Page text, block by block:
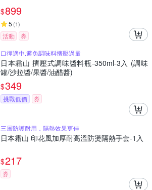
$899
5 (1)
活動
券
口徑適中,避免調味料擠壓過量
日本霜山 擠壓式調味醬料瓶-350ml-3入 (調味
罐/沙拉醬/果醬/油醋醬)
$349
挑戰低價 券
三層防護耐用，隔熱效果更佳
日本霜山 印花風加厚耐高溫防燙隔熱手套-1入
$217
券